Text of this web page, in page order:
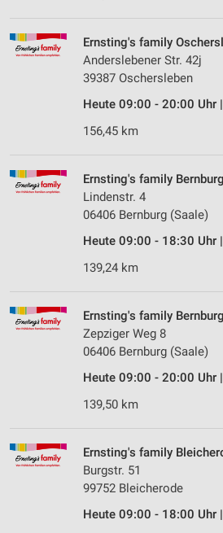
Ernsting's family
Anderslebener Str. 42j
39387 Oschersleben
Heute 09:00 - 20:00 Uhr |
156,45 km
Ernsting's family
Lindenstr. 4
06406 Bernburg (Saale)
Heute 09:00 - 18:30 Uhr |
139,24 km
Ernsting's family
Zepziger Weg 8
06406 Bernburg (Saale)
Heute 09:00 - 20:00 Uhr |
139,50 km
Ernsting's family
Burgstr. 51
99752 Bleicherode
Heute 09:00 - 18:00 Uhr |